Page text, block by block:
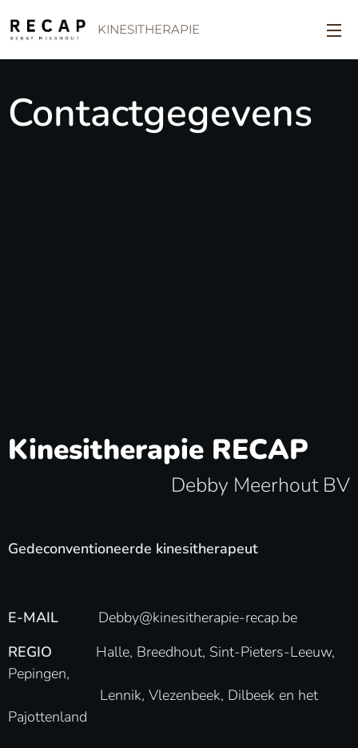
KINESITHERAPIE
Contactgegevens
Kinesitherapie RECAP
Debby Meerhout BV
Gedeconventioneerde kinesitherapeut
E-MAIL Debby@kinesitherapie-recap.be
REGIO Halle, Breedhout, Sint-Pieters-Leeuw,
Pepingen,
Lennik, Vlezenbeek, Dilbeek en het
Pajottenland